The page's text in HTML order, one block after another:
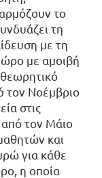
το
τη
με τη
με αμοιβή
τον Νοέμβριο
στις
από τον Μάιο
και
για κάθε
η οποία